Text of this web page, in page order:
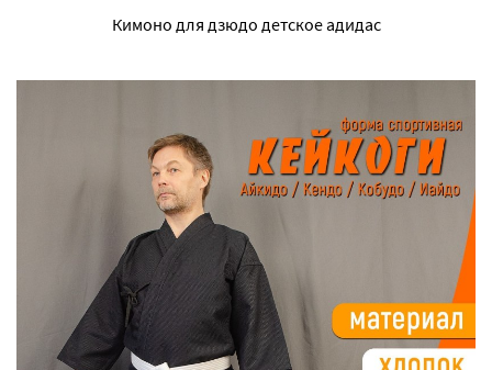
Кимоно для дзюдо детское адидас